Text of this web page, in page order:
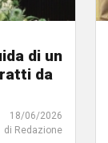
di un
da
18/06/2026
di Redazione